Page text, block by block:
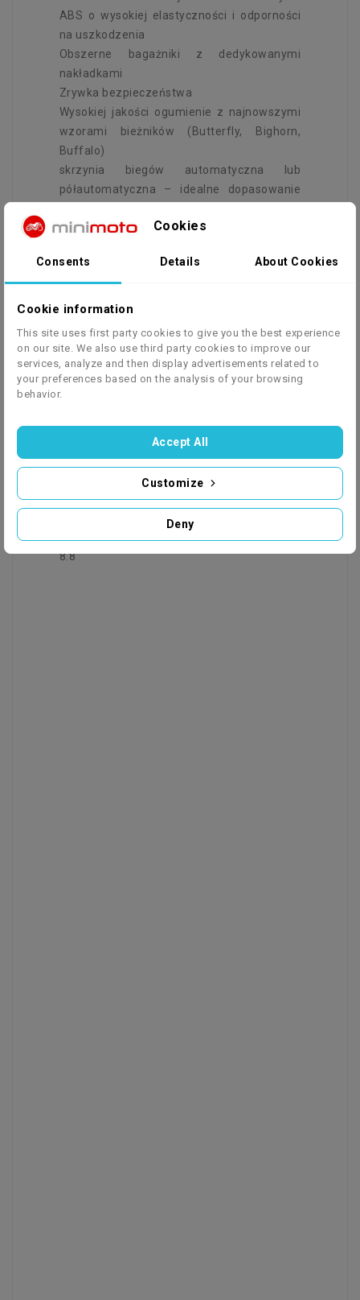
ABS o wysokiej elastyczności i odporności
na uszkodzenia
Obszerne bagażniki z dedykowanymi
nakładkami
Zrywka bezpieczeństwa
Wysokiej jakości ogumienie z najnowszymi
wzorami bieżników (Butterfly, Bighorn,
Buffalo)
skrzynia biegów automatyczna lub
półautomatyczna – idealne dopasowanie
- profesjonalne amortyzatory sprężynowo -
nierówności wysoka jakość połączeń
elementów metalowych
światła LED zapewniające niski pobór prądu
wytrzymałe na wstrząsy i mega wydajne
podczas nocnych przejazdów - wydajny,
gąbkowy filtr powietrza nie pozwoli by
nawet najdrobniejszy pyłek przedostał się
napinacz łańcucha sprawi, że nie będziesz
musiał martwić się o regularny naciąg i
pozwoli zapomnieć o problemie
spadającego łańcucha
pojazdy skręcone śrubami o wysokiej
8.8
Cookies
Consents Details About Cookies
Cookie information
This site uses first party cookies to give you the best experience
on our site. We also use third party cookies to improve our
services, analyze and then display advertisements related to
your preferences based on the analysis of your browsing
behavior.
Deny
Customize
Accept All